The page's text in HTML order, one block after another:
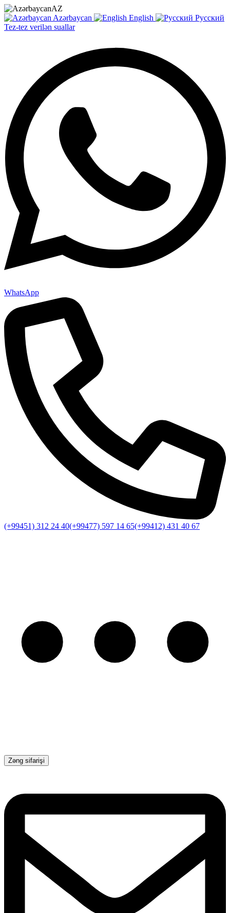
AZ
Azərbaycan
English
Русский
Tez-tez verilən suallar
WhatsApp
(+99451) 312 24 40(+99477) 597 14 65(+99412) 431 40 67
Zəng sifarişi